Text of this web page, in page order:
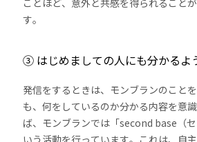
す。
③ はじめましての人にも分かるよ
発信をするときは、モンブランのこと
も、何をしているのか分かる内容を意
ば、モンブランでは「second base（
いう活動を行っています。これは、自